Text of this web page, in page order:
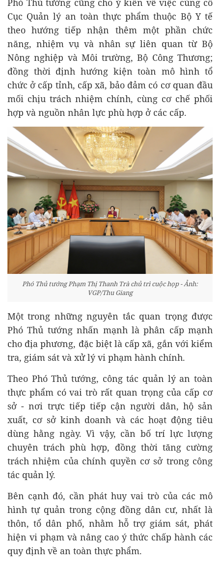
Cục Quản lý an toàn thực phẩm thuộc Bộ Y tế
theo hướng tiếp nhận thêm một phần chức
năng, nhiệm vụ và nhân sự liên quan từ Bộ
Nông nghiệp và Môi trường, Bộ Công Thương;
đồng thời định hướng kiện toàn mô hình tổ
chức ở cấp tỉnh, cấp xã, bảo đảm có cơ quan đầu
mối chịu trách nhiệm chính, cùng cơ chế phối
hợp và nguồn nhân lực phù hợp ở các cấp.
Phó Thủ tướng Phạm Thị Thanh Trà chủ trì cuộc họp - Ảnh:
VGP/Thu Giang
Một trong những nguyên tắc quan trọng được
Phó Thủ tướng nhấn mạnh là phân cấp mạnh
cho địa phương, đặc biệt là cấp xã, gắn với kiểm
tra, giám sát và xử lý vi phạm hành chính.
Theo Phó Thủ tướng, công tác quản lý an toàn
thực phẩm có vai trò rất quan trọng của cấp cơ
sở - nơi trực tiếp tiếp cận người dân, hộ sản
xuất, cơ sở kinh doanh và các hoạt động tiêu
dùng hằng ngày. Vì vậy, cần bố trí lực lượng
chuyên trách phù hợp, đồng thời tăng cường
trách nhiệm của chính quyền cơ sở trong công
tác quản lý.
Bên cạnh đó, cần phát huy vai trò của các mô
hình tự quản trong cộng đồng dân cư, nhất là
thôn, tổ dân phố, nhằm hỗ trợ giám sát, phát
hiện vi phạm và nâng cao ý thức chấp hành các
quy định về an toàn thực phẩm.